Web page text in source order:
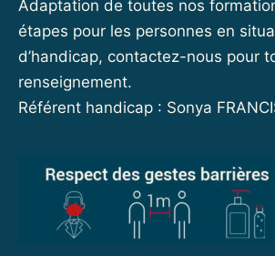
Adaptation de toutes nos
étapes pour les personnes en
d’handicap, contactez-nous pour
renseignement.
Référent handicap : Sonya